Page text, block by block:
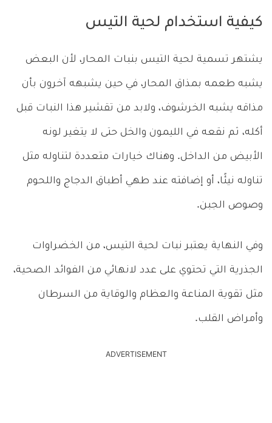
كيفية استخدام لحية التيس
يشتهر تسمية لحية التيس بنبات المحار، لأن البعض
يشبه طعمه بمذاق المحار، في حين يشبهه آخرون بأن
مذاقه يشبه الخرشوف، ولابد من تقشير هذا النبات قبل
أكله، ثم نقعه في الليمون والخل حتى لا يتغير لونه
الأبيض من الداخل. وهناك خيارات متعددة لتناوله مثل
تناوله نيئًا، أو إضافته عند طهي أطباق الدجاج واللحوم
وصوص الجبن.
وفي النهاية يعتبر نبات لحية التيس، من الخضراوات
الجذرية التي تحتوي على عدد لانهائي من الفوائد الصحية،
مثل تقوية المناعة والعظام والوقاية من السرطان
وأمراض القلب.
ADVERTISEMENT